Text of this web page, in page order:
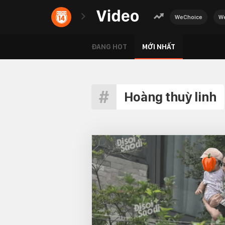
WeChoice
ĐANG HOT MỚI NHẤT
Hoàng thuỳ linh